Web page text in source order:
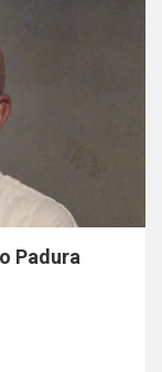
Padura